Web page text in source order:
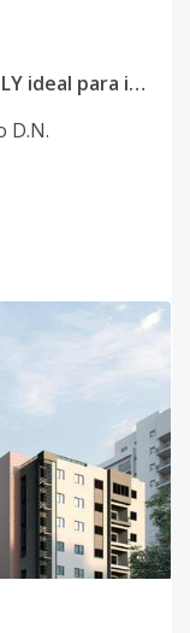
Proyecto en Naco AIRBNB FRIENDLY ideal para inversión.
D.N.